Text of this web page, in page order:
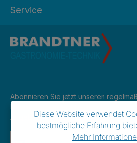
Service
Abonnieren Sie jetzt unseren
Newsletter, um rechtzeitig über neue
Angebote informiert zu werden.
Diese Website verwendet
bestmögliche Erfahrung
Mehr